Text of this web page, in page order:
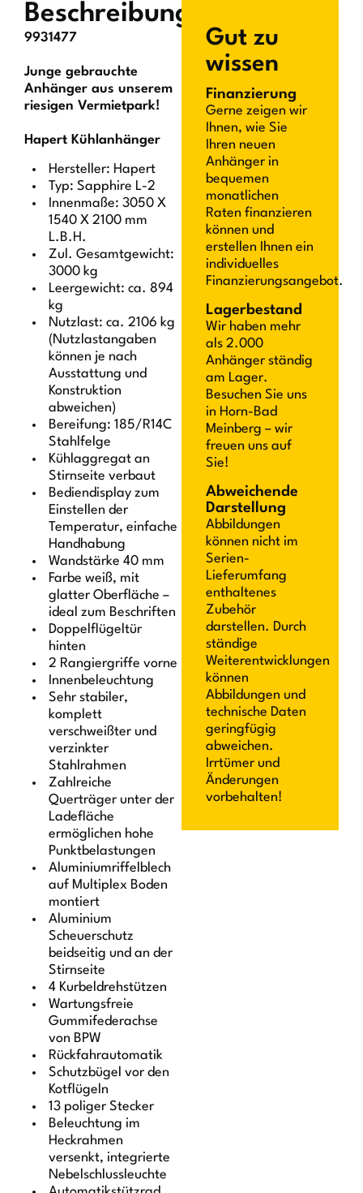
Beschreibung
9931477
Junge gebrauchte
Anhänger aus unserem
riesigen Vermietpark!
Hapert Kühlanhänger
Hersteller: Hapert
Typ: Sapphire L-2
Innenmaße: 3050 X
1540 X 2100 mm
L.B.H.
Zul. Gesamtgewicht:
3000 kg
Leergewicht: ca. 894
kg
Nutzlast: ca. 2106 kg
(Nutzlastangaben
können je nach
Ausstattung und
Konstruktion
abweichen)
Bereifung: 185/R14C
Stahlfelge
Kühlaggregat an
Stirnseite verbaut
Bediendisplay zum
Einstellen der
Temperatur, einfache
Handhabung
Wandstärke 40 mm
Farbe weiß, mit
glatter Oberfläche –
ideal zum Beschriften
Doppelflügeltür
hinten
2 Rangiergriffe vorne
Innenbeleuchtung
Sehr stabiler,
komplett
verschweißter und
verzinkter
Stahlrahmen
Zahlreiche
Querträger unter der
Ladefläche
ermöglichen hohe
Punktbelastungen
Aluminiumriffelblech
auf Multiplex Boden
montiert
Aluminium
Scheuerschutz
beidseitig und an der
Stirnseite
4 Kurbeldrehstützen
Wartungsfreie
Gummifederachse
von BPW
Rückfahrautomatik
Schutzbügel vor den
Kotflügeln
13 poliger Stecker
Beleuchtung im
Heckrahmen
versenkt, integrierte
Nebelschlussleuchte
Gut zu
wissen
Finanzierung
Gerne zeigen wir
Ihnen, wie Sie
Ihren neuen
Anhänger in
bequemen
monatlichen
Raten finanzieren
können und
erstellen Ihnen ein
individuelles
Finanzierungsangebot.
Lagerbestand
Wir haben mehr
als 2.000
Anhänger ständig
am Lager.
Besuchen Sie uns
in Horn-Bad
Meinberg – wir
freuen uns auf
Sie!
Abweichende
Darstellung
Abbildungen
können nicht im
Serien-
Lieferumfang
enthaltenes
Zubehör
darstellen. Durch
ständige
Weiterentwicklungen
können
Abbildungen und
technische Daten
geringfügig
abweichen.
Irrtümer und
Änderungen
vorbehalten!